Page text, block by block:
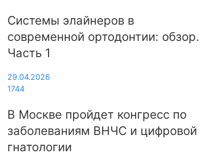
Системы элайнеров в
современной ортодонтии: обзор.
Часть 1
29.04.2026
1744
В Москве пройдет конгресс по
заболеваниям ВНЧС и цифровой
гнатологии